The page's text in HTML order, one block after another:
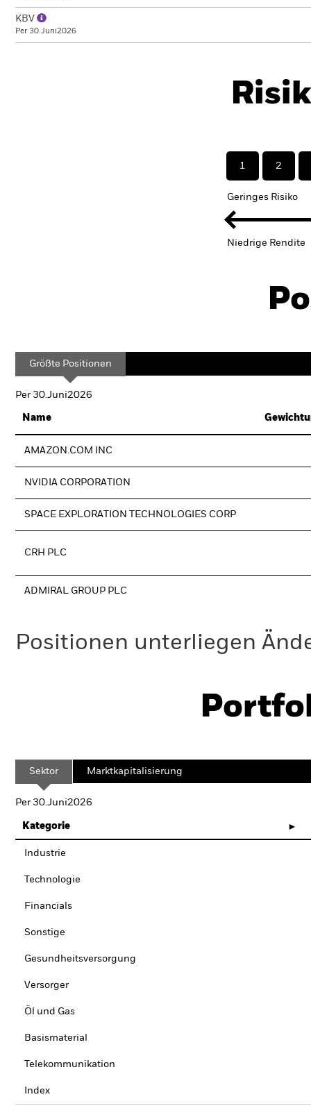
KBV
Per 30.Juni2026
1 2
Geringes Risiko
Niedrige Rendite
Größte Positionen
Per 30.Juni2026
Name
AMAZON.COM INC
NVIDIA CORPORATION
SPACE EXPLORATION TECHNOLOGIES CORP
CRH PLC
ADMIRAL GROUP PLC
Positionen unterliegen
Sektor Marktkapitalisierung
Per 30.Juni2026
Kategorie
Industrie
Technologie
Financials
Sonstige
Gesundheitsversorgung
Versorger
Öl und Gas
Basismaterial
Telekommunikation
Index